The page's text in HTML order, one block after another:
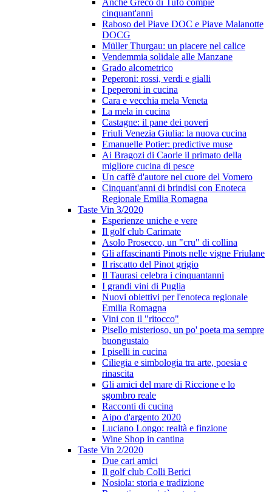
Anche Greco di Tufo compie
cinquant'anni
Raboso del Piave DOC e Piave Malanotte
DOCG
Müller Thurgau: un piacere nel calice
Vendemmia solidale alle Manzane
Grado alcometrico
Peperoni: rossi, verdi e gialli
I peperoni in cucina
Cara e vecchia mela Veneta
La mela in cucina
Castagne: il pane dei poveri
Friuli Venezia Giulia: la nuova cucina
Emanuelle Potier: predictive muse
Ai Bragozi di Caorle il primato della
migliore cucina di pesce
Un caffè d'autore nel cuore del Vomero
Cinquant'anni di brindisi con Enoteca
Regionale Emilia Romagna
Taste Vin 3/2020
Esperienze uniche e vere
Il golf club Carimate
Asolo Prosecco, un "cru" di collina
Gli affascinanti Pinots nelle vigne Friulane
Il riscatto del Pinot grigio
Il Taurasi celebra i cinquantanni
I grandi vini di Puglia
Nuovi obiettivi per l'enoteca regionale
Emilia Romagna
Vini con il "ritocco"
Pisello misterioso, un po' poeta ma sempre
buongustaio
I piselli in cucina
Ciliegia e simbologia tra arte, poesia e
rinascita
Gli amici del mare di Riccione e lo
sgombro reale
Racconti di cucina
Aipo d'argento 2020
Luciano Longo: realtà e finzione
Wine Shop in cantina
Taste Vin 2/2020
Due cari amici
Il golf club Colli Berici
Nosiola: storia e tradizione